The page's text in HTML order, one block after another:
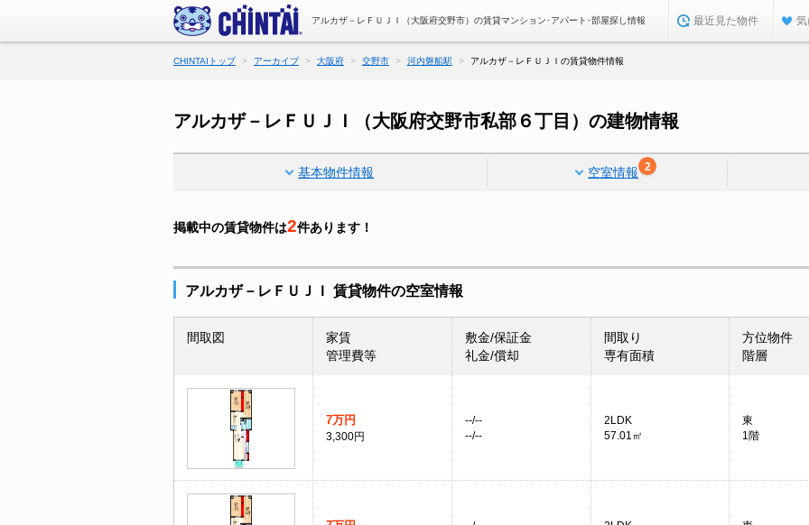
アルカザ－レＦＵＪＩ（大阪府交野市）の賃貸マンション･アパート･部屋探し情報 最近見た物件
CHINTAIトップ アーカイブ 大阪府 交野市 河内磐船駅 アルカザ－レＦＵＪＩの賃貸物件情報
アルカザ－レＦＵＪＩ（大阪府交野市私部６丁目）の建物情報
基本物件情報 空室情報 2
掲載中の賃貸物件は2件あります！
アルカザ－レＦＵＪＩ 賃貸物件の空室情報
間取図
家賃
管理費等
敷金/保証金
礼金/償却
間取り
専有面積
方位物件
階層
7万円
3,300円
--/--
--/--
2LDK
57.01㎡
東
1階